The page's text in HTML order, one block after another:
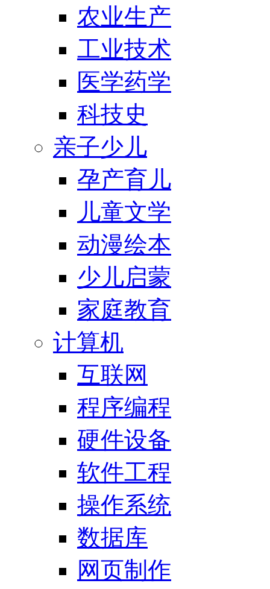
农业生产
工业技术
医学药学
科技史
亲子少儿
孕产育儿
儿童文学
动漫绘本
少儿启蒙
家庭教育
计算机
互联网
程序编程
硬件设备
软件工程
操作系统
数据库
网页制作